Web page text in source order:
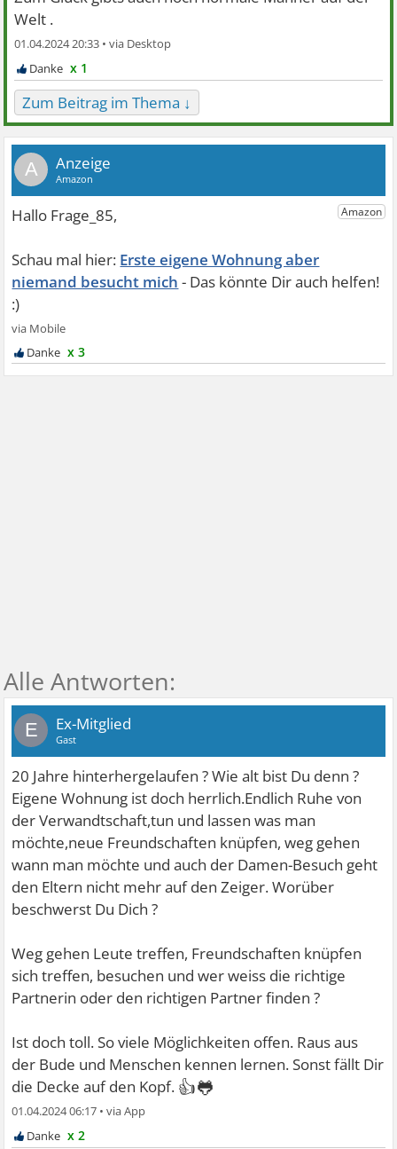
Welt .
01.04.2024 20:33 •
x 1
Zum Beitrag im Thema ↓
A
Erste eigene Wohnung aber
niemand besucht mich
x 3
E Ex-Mitglied
Gast
20 Jahre hinterhergelaufen ? Wie alt bist Du denn ?
Eigene Wohnung ist doch herrlich.Endlich Ruhe von
der Verwandtschaft,tun und lassen was man
möchte,neue Freundschaften knüpfen, weg gehen
wann man möchte und auch der Damen-Besuch geht
den Eltern nicht mehr auf den Zeiger. Worüber
beschwerst Du Dich ?
Weg gehen Leute treffen, Freundschaften knüpfen
sich treffen, besuchen und wer weiss die richtige
Partnerin oder den richtigen Partner finden ?
Ist doch toll. So viele Möglichkeiten offen. Raus aus
der Bude und Menschen kennen lernen. Sonst fällt Dir
die Decke auf den Kopf. 👍🐸
01.04.2024 06:17 •
x 2